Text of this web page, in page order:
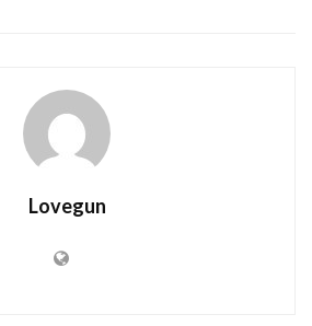
Lovegun